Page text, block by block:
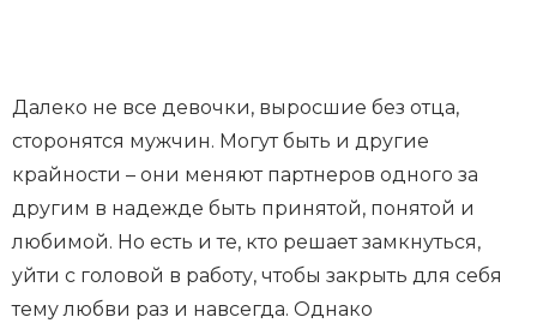
Далеко не все девочки, выросшие без отца,
сторонятся мужчин. Могут быть и другие
крайности – они меняют партнеров одного за
другим в надежде быть принятой, понятой и
любимой. Но есть и те, кто решает замкнуться,
уйти с головой в работу, чтобы закрыть для себя
тему любви раз и навсегда. Однако